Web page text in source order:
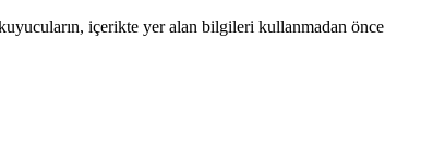
içerikte yer alan bilgileri kullanmadan önce